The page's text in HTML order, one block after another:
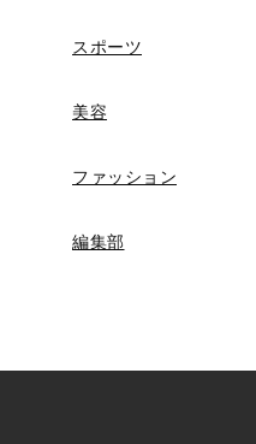
スポーツ
美容
ファッション
編集部